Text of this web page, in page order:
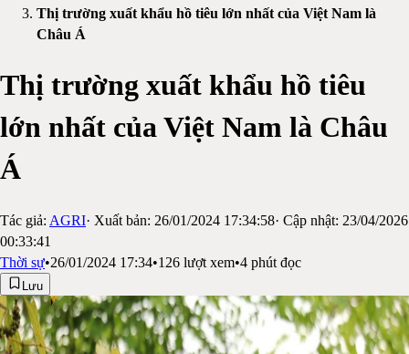
Thị trường xuất khẩu hồ tiêu lớn nhất của Việt Nam là
Châu Á
Thị trường xuất khẩu hồ tiêu
lớn nhất của Việt Nam là Châu
Á
Tác giả: AGRI· Xuất bản: 26/01/2024 17:34:58· Cập nhật: 23/04/2026
00:33:41
Thời sự•26/01/2024 17:34•126 lượt xem•4 phút đọc
Lưu